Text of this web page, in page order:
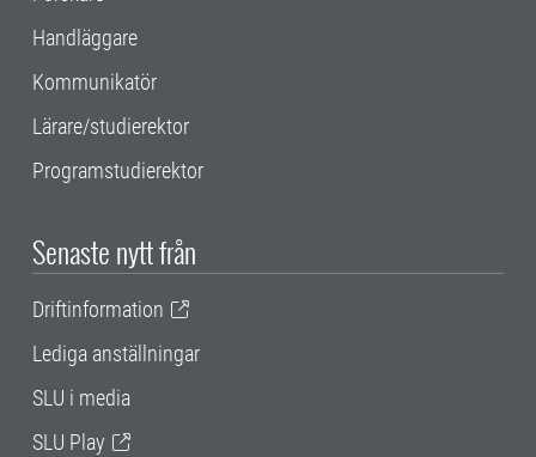
Handläggare
Kommunikatör
Lärare/studierektor
Programstudierektor
Senaste nytt från
Driftinformation
Lediga anställningar
SLU i media
SLU Play